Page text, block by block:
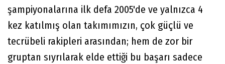
şampiyonalarına ilk defa 2005'de ve yalnızca 4
kez katılmış olan takımımızın, çok güçlü ve
tecrübeli rakipleri arasından; hem de zor bir
gruptan sıyrılarak elde ettiği bu başarı sadece